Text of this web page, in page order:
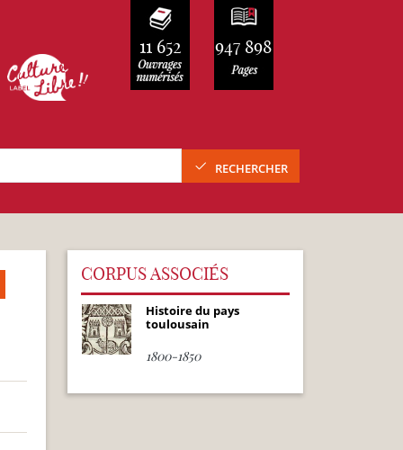
11 652 947 898
RECHERCHER
CORPUS ASSOCIÉS
Histoire du pays
toulousain
1800-1850